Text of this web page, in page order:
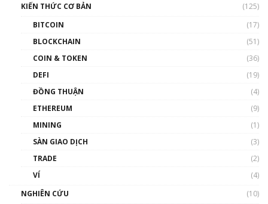
00:43:47
như thể nào?
00:39:31
Phổ cập Blockchain
thống & Crypto qua các cuộc chiến | Phổ cập
KIẾN THỨC CƠ BẢN
(125)
BITCOIN
(17)
BLOCKCHAIN
(51)
COIN & TOKEN
(36)
DEFI
(19)
ĐỒNG THUẬN
(4)
ETHEREUM
(9)
MINING
(1)
SÀN GIAO DỊCH
(3)
TRADE
(2)
VÍ
(4)
NGHIÊN CỨU
(10)